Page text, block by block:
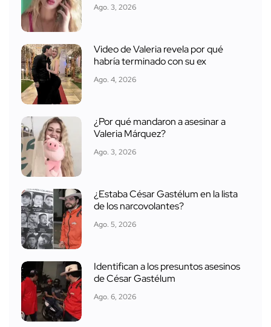
Ago. 3, 2026
Video de Valeria revela por qué
habría terminado con su ex
Ago. 4, 2026
¿Por qué mandaron a asesinar a
Valeria Márquez?
Ago. 3, 2026
¿Estaba César Gastélum en la lista
de los narcovolantes?
Ago. 5, 2026
Identifican a los presuntos asesinos
de César Gastélum
Ago. 6, 2026